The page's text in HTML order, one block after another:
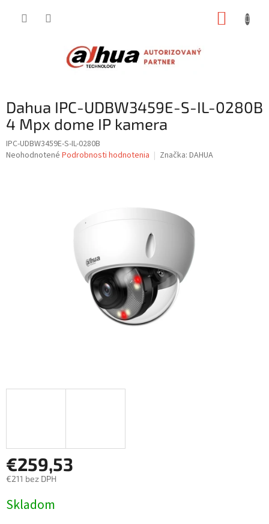
Dahua IPC-UDBW3459E-S-IL-0280B
4 Mpx dome IP kamera
IPC-UDBW3459E-S-IL-0280B
Priemerné
Neohodnotené Podrobnosti hodnotenia Značka: DAHUA
€259,53
€211 bez DPH
cena:
Skladom